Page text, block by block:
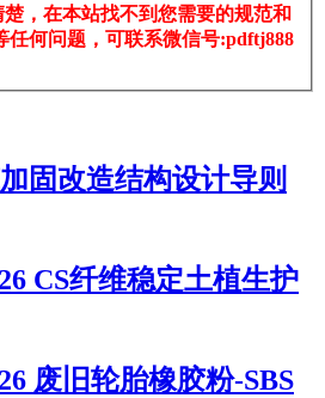
，在本站找不到您需要的规范和
任何问题，可联系微信号:pdftj888
固改造结构设计导则
CS纤维稳定土植生护
废旧轮胎橡胶粉-SBS